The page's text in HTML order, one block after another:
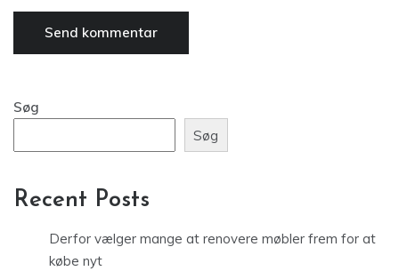
Søg
Søg
Recent Posts
Derfor vælger mange at renovere møbler frem for at
købe nyt